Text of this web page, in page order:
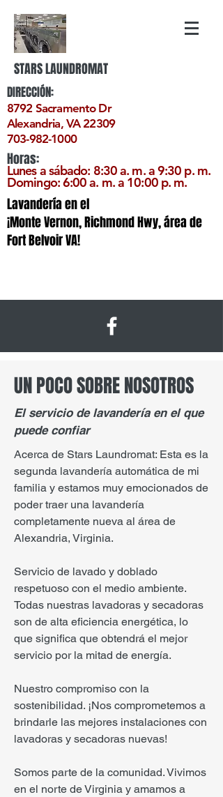
STARS LAUNDROMAT
DIRECCIÓN:
8792 Sacramento Dr
Alexandria, VA 22309
703-982-1000
Horas:
Lunes a sábado: 8:30a. m. a 9:30 p. m.
Domingo: 6:00 a. m. a 10:00 p. m.
Lavandería en el
¡Monte Vernon, Richmond Hwy, área de
Fort Belvoir VA!
UN POCO SOBRE NOSOTROS
El servicio de lavandería en el que
puede confiar
Acerca de Stars Laundromat: Esta es la
segunda lavandería automática de mi
familia y estamos muy emocionados de
poder traer una lavandería
completamente nueva al área de
Alexandria, Virginia.
Servicio de lavado y doblado
respetuoso con el medio ambiente.
Todas nuestras lavadoras y secadoras
son de alta eficiencia energética, lo
que significa que obtendrá el mejor
servicio por la mitad de energía.
Nuestro compromiso con la
sostenibilidad. ¡Nos comprometemos a
brindarle las mejores instalaciones con
lavadoras y secadoras nuevas!
Somos parte de la comunidad. Vivimos
en el norte de Virginia y amamos a